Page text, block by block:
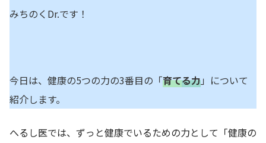
みちのくDr.です！
今日は、健康の5つの力の3番目の「育てる力」について
紹介します。
へるし医では、ずっと健康でいるための力として「健康の